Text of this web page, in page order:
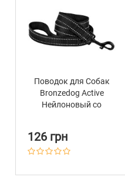
Поводок для Собак
Bronzedog Active
Нейлоновый со
126 грн